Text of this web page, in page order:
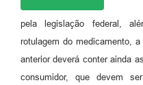
pela legislação federal,
rotulagem do medicamento,
anterior deverá conter ainda
consumidor, que devem